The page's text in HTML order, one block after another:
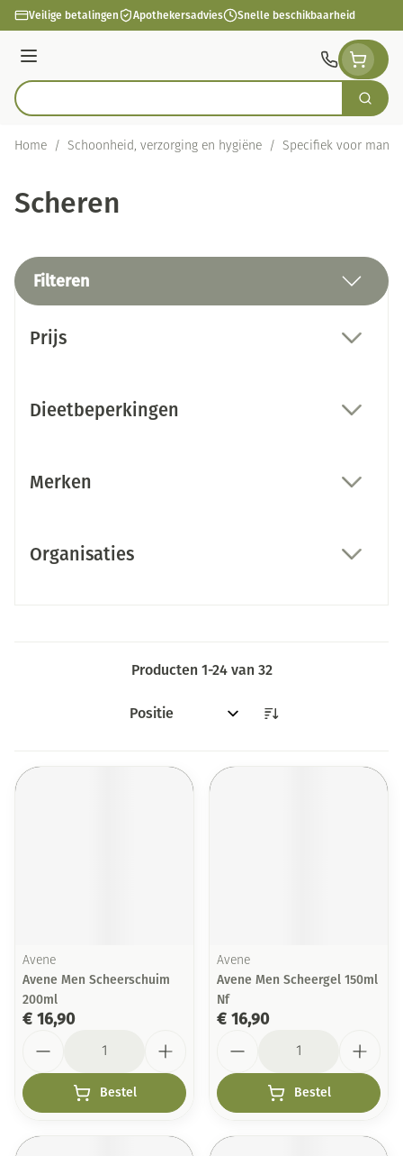
Ga naar de inhoud
Veilige betalingen Apothekersadvies Snelle beschikbaarheid
Menu
Product, merk, categorie... Zoek
Home / Schoonheid, verzorging en hygiëne / Specifiek voor
Scheren
Filteren
Prijs
Dieetbeperkingen
Merken
Organisaties
Producten 1-24van 32
Sorteer op:
Avene
Avene Men Scheerschuim
200ml
€ 16,90
Bestel
Avene
Avene Men Scheergel 150ml
Nf
€ 16,90
Bestel